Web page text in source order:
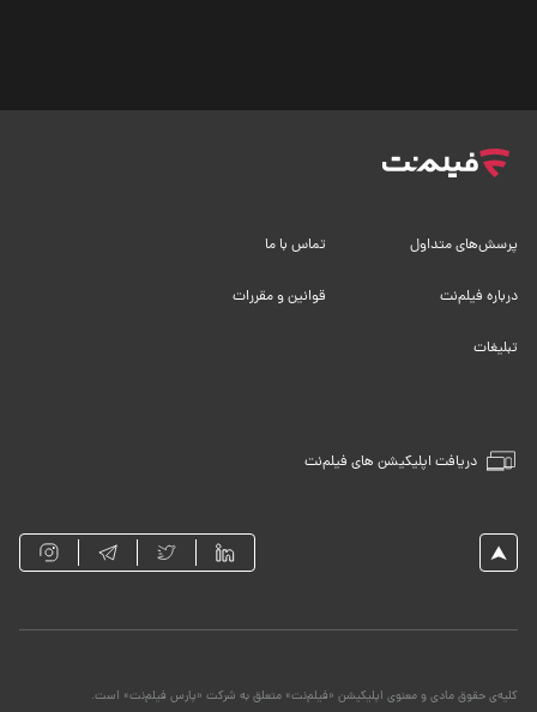
دریافت اپلیکیشن های فیلم‌نت
پرسش‌های متداول تماس با ما
درباره فیلم‌نت قوانین و مقررات
تبلیغات
کلیه‌ی حقوق مادی و معنوی اپلیکیشن «فیلم‌نت» متعلق به شرکت «پارس فیلم‌نت» است.